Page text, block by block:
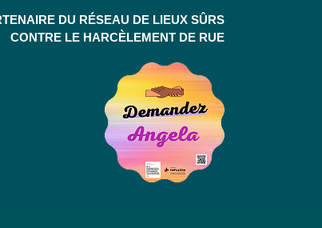
DU RÉSEAU DE LIEUX SÛRS
CONTRE LE HARCÈLEMENT DE RUE